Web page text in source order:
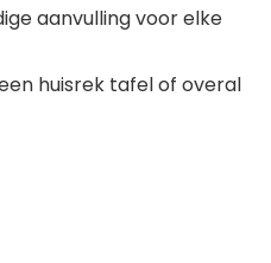
aanvulling voor elke
huisrek tafel of overal